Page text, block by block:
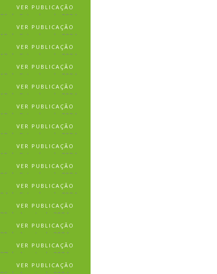
VER PUBLICAÇÃO
26 de Setembro de 2024
VER PUBLICAÇÃO
19 de Setembro de 2024
VER PUBLICAÇÃO
13 de Setembro de 2024
VER PUBLICAÇÃO
12 de Setembro de 2024
VER PUBLICAÇÃO
12 de Setembro de 2024
VER PUBLICAÇÃO
12 de Setembro de 2024
VER PUBLICAÇÃO
12 de Setembro de 2024
VER PUBLICAÇÃO
10 de Setembro de 2024
VER PUBLICAÇÃO
06 de Setembro de 2024
VER PUBLICAÇÃO
04 de Setembro de 2024
VER PUBLICAÇÃO
30 de Agosto de 2024
VER PUBLICAÇÃO
29 de Agosto de 2024
VER PUBLICAÇÃO
27 de Agosto de 2024
VER PUBLICAÇÃO